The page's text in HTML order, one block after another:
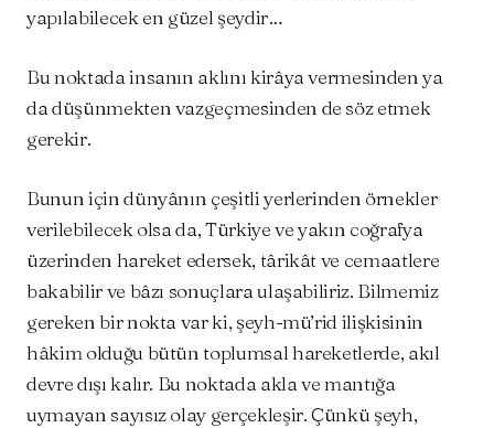
yapılabilecek en güzel şeydir…
Bu noktada insanın aklını kirâya vermesinden ya
da düşünmekten vazgeçmesinden de söz etmek
gerekir.
Bunun için dünyânın çeşitli yerlerinden örnekler
verilebilecek olsa da, Türkiye ve yakın coğrafya
üzerinden hareket edersek, târikât ve cemaatlere
bakabilir ve bâzı sonuçlara ulaşabiliriz. Bilmemiz
gereken bir nokta var ki, şeyh-mü’rid ilişkisinin
hâkim olduğu bütün toplumsal hareketlerde, akıl
devre dışı kalır. Bu noktada akla ve mantığa
uymayan sayısız olay gerçekleşir. Çünkü şeyh,